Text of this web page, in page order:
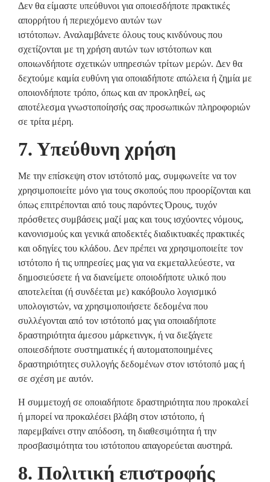
Δεν θα είμαστε υπεύθυνοι για οποιεσδήποτε πρακτικές
απορρήτου ή περιεχόμενο αυτών των
ιστότοπων. Αναλαμβάνετε όλους τους κινδύνους που
σχετίζονται με τη χρήση αυτών των ιστότοπων και
οποιωνδήποτε σχετικών υπηρεσιών τρίτων μερών. Δεν θα
δεχτούμε καμία ευθύνη για οποιαδήποτε απώλεια ή ζημία με
οποιονδήποτε τρόπο, όπως και αν προκληθεί, ως
αποτέλεσμα γνωστοποίησής σας προσωπικών πληροφοριών
σε τρίτα μέρη.
7. Yπεύθυνη χρήση
Με την επίσκεψη στον ιστότοπό μας, συμφωνείτε να τον
χρησιμοποιείτε μόνο για τους σκοπούς που προορίζονται και
όπως επιτρέπονται από τους παρόντες Όρους, τυχόν
πρόσθετες συμβάσεις μαζί μας και τους ισχύοντες νόμους,
κανονισμούς και γενικά αποδεκτές διαδικτυακές πρακτικές
και οδηγίες του κλάδου. Δεν πρέπει να χρησιμοποιείτε τον
ιστότοπο ή τις υπηρεσίες μας για να εκμεταλλεύεστε, να
δημοσιεύσετε ή να διανείμετε οποιοδήποτε υλικό που
αποτελείται (ή συνδέεται με) κακόβουλο λογισμικό
υπολογιστών, να χρησιμοποιήσετε δεδομένα που
συλλέγονται από τον ιστότοπό μας για οποιαδήποτε
δραστηριότητα άμεσου μάρκετινγκ, ή να διεξάγετε
οποιεσδήποτε συστηματικές ή αυτοματοποιημένες
δραστηριότητες συλλογής δεδομένων στον ιστότοπό μας ή
σε σχέση με αυτόν.
Η συμμετοχή σε οποιαδήποτε δραστηριότητα που προκαλεί
ή μπορεί να προκαλέσει βλάβη στον ιστότοπο, ή
παρεμβαίνει στην απόδοση, τη διαθεσιμότητα ή την
προσβασιμότητα του ιστότοπου απαγορεύεται αυστηρά.
8. Πολιτική επιστροφής